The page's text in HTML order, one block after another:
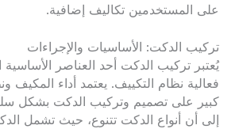
على المستخدمين تكاليف إضافية.
تركيب الدكت: الأساسيات والإجراءات
يُعتبر تركيب الدكت أحد العناصر
فعالية نظام التكييف. يعتمد أداء المكيف
كبير على تصميم وتركيب الدكت بشكل
إلى أن أنواع الدكت تتنوع، حيث تشمل